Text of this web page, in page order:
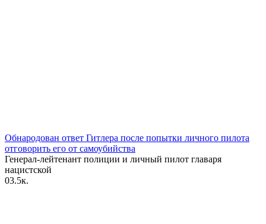
Обнародован ответ Гитлера после попытки личного пилота
отговорить его от самоубийства
Генерал-лейтенант полиции и личный пилот главаря
нацистской
03.5к.